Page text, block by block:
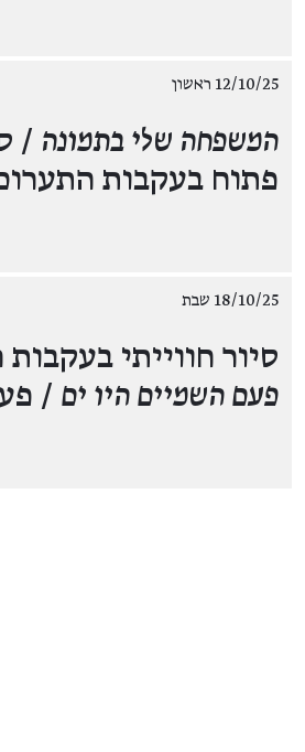
12/10/25 ראשון
המשפחה שלי בתמונה /
פתוח בעקבות
18/10/25 שבת
סיור חווייתי
פעם השמיים היו ים /